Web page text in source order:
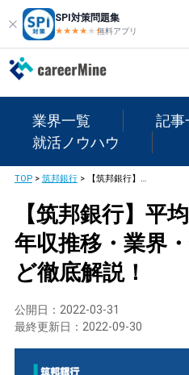
SPI対策問題集
★★★★ ★★
無料アプリ
業界一覧
記事
就活ノウハウ
TOP> 筑邦銀行> 【筑邦銀行】平均年収523万円｜年収推移・業界・年代・役職別など徹底解説！
【筑邦銀行】平
年収推移・業界
ど徹底解説！
公開日： 2022-03-31
最終更新日： 2022-09-30